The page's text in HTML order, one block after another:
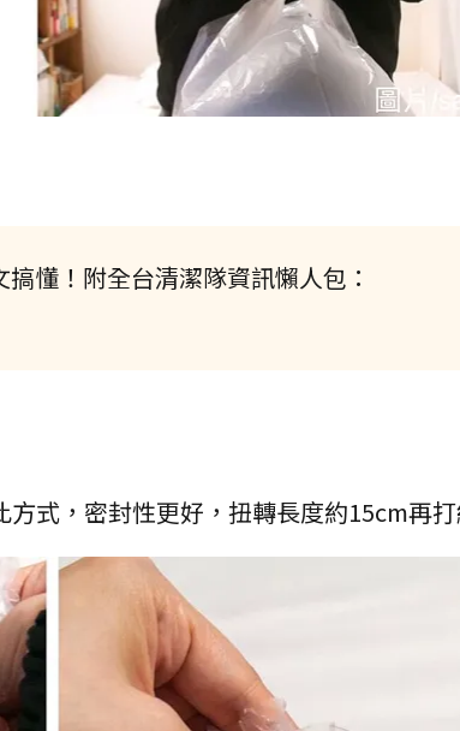
懂！附全台清潔隊資訊懶人包：
式，密封性更好，扭轉長度約15cm再